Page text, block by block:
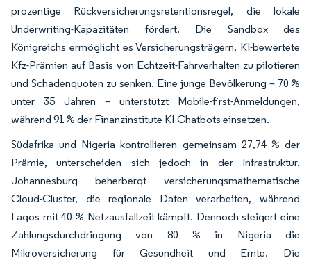
prozentige Rückversicherungsretentionsregel, die lokale
Underwriting-Kapazitäten fördert. Die Sandbox des
Königreichs ermöglicht es Versicherungsträgern, KI-bewertete
Kfz-Prämien auf Basis von Echtzeit-Fahrverhalten zu pilotieren
und Schadenquoten zu senken. Eine junge Bevölkerung – 70 %
unter 35 Jahren – unterstützt Mobile-first-Anmeldungen,
während 91 % der Finanzinstitute KI-Chatbots einsetzen.
Südafrika und Nigeria kontrollieren gemeinsam 27,74 % der
Prämie, unterscheiden sich jedoch in der Infrastruktur.
Johannesburg beherbergt versicherungsmathematische
Cloud-Cluster, die regionale Daten verarbeiten, während
Lagos mit 40 % Netzausfallzeit kämpft. Dennoch steigert eine
Zahlungsdurchdringung von 80 % in Nigeria die
Mikroversicherung für Gesundheit und Ernte. Die